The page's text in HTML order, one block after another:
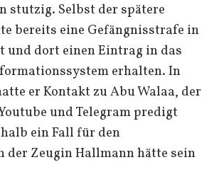
stutzig. Selbst der spätere
bereits eine Gefängnisstrafe in
und dort einen Eintrag in das
erhalten. In
er Kontakt zu Abu Walaa, der
und Telegram predigt
ein Fall für den
der Zeugin Hallmann hätte sein